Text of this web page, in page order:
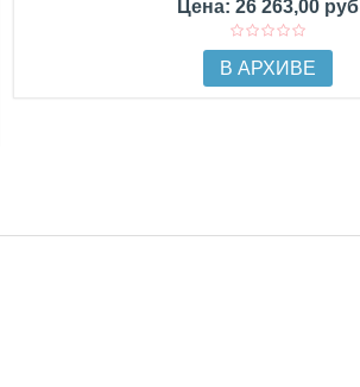
Цена: 26 263,00 руб
В АРХИВЕ